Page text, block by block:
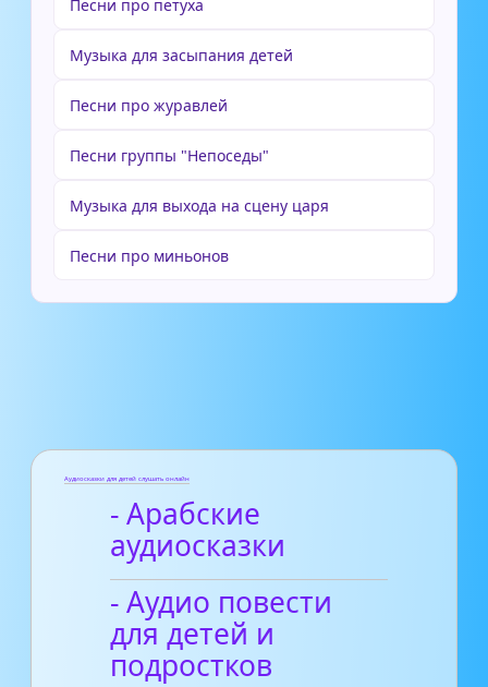
Песни про петуха
Музыка для засыпания детей
Песни про журавлей
Песни группы "Непоседы"
Музыка для выхода на сцену царя
Песни про миньонов
Аудиосказки для детей слушать онлайн
- Арабские
аудиосказки
- Аудио повести
для детей и
подростков